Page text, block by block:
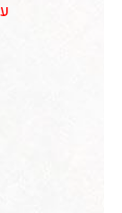
עד 12